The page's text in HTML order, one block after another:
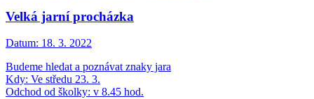
Velká jarní procházka
Datum: 18. 3. 2022
Budeme hledat a poznávat znaky jara
Kdy: Ve středu 23. 3.
Odchod od školky: v 8.45 hod.